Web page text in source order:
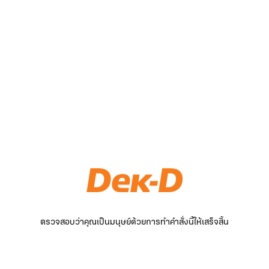
ตรวจสอบว่าคุณเป็นมนุษย์ด้วยการทำคำสั่งนี้ให้เสร็จสิ้น